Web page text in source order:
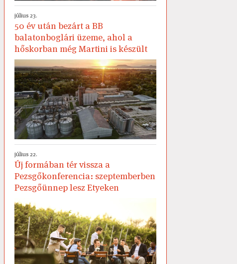
július 23.
50 év után bezárt a BB
balatonboglári üzeme, ahol a
hőskorban még Martini is készült
július 22.
Új formában tér vissza a
Pezsgőkonferencia: szeptemberben
Pezsgőünnep lesz Etyeken